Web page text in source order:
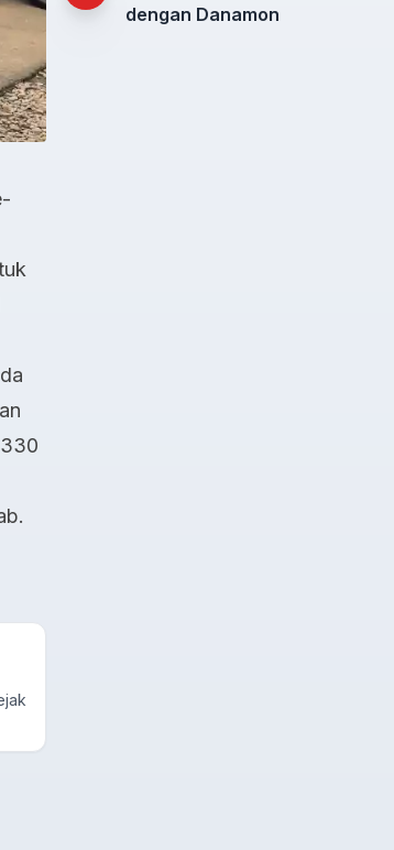
dengan Danamon